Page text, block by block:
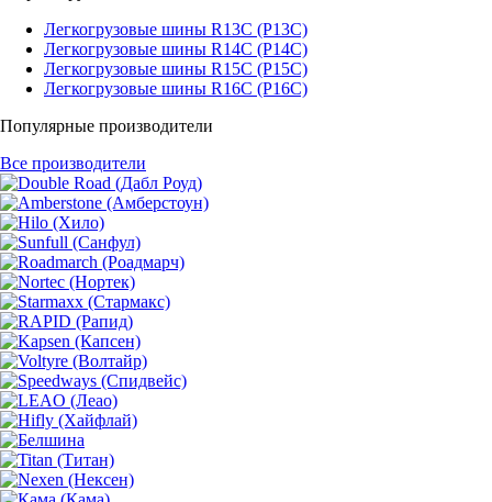
Легкогрузовые шины R13C (Р13С)
Легкогрузовые шины R14C (Р14С)
Легкогрузовые шины R15C (Р15С)
Легкогрузовые шины R16C (Р16С)
Популярные производители
Все производители